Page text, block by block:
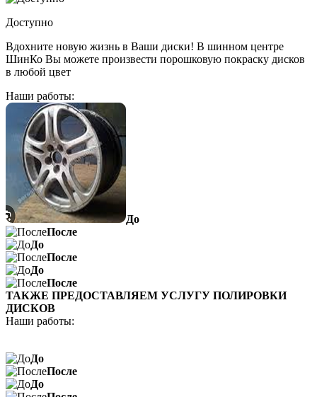
Доступно
Вдохните новую жизнь в Ваши диски! В шинном центре
ШинКо Вы можете произвести порошковую покраску дисков
в любой цвет
Наши работы:
До
После
До
После
До
После
ТАКЖЕ ПРЕДОСТАВЛЯЕМ УСЛУГУ ПОЛИРОВКИ
ДИСКОВ
Наши работы:
До
После
До